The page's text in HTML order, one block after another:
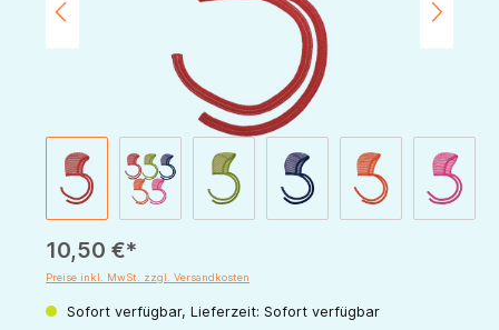
10,50 €*
Preise inkl. MwSt. zzgl. Versandkosten
Sofort verfügbar, Lieferzeit: Sofort verfügbar